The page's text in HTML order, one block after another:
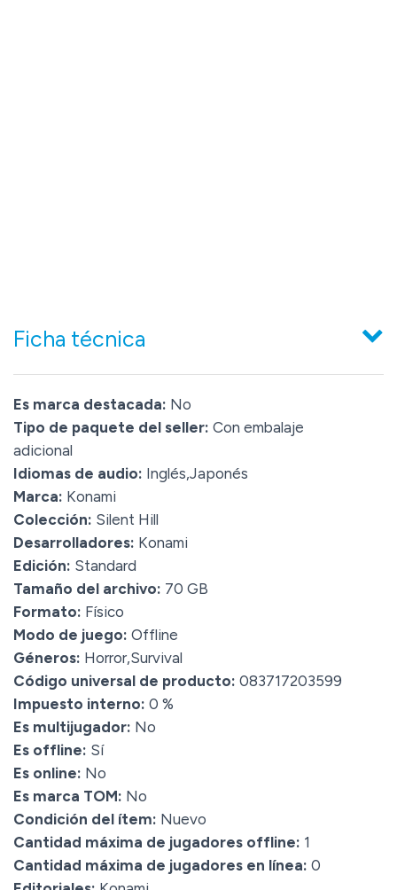
Ficha técnica
Es marca destacada: No
Tipo de paquete del seller: Con embalaje
adicional
Idiomas de audio: Inglés,Japonés
Marca: Konami
Colección: Silent Hill
Desarrolladores: Konami
Edición: Standard
Tamaño del archivo: 70 GB
Formato: Físico
Modo de juego: Offline
Géneros: Horror,Survival
Código universal de producto: 083717203599
Impuesto interno: 0 %
Es multijugador: No
Es offline: Sí
Es online: No
Es marca TOM: No
Condición del ítem: Nuevo
Cantidad máxima de jugadores offline: 1
Cantidad máxima de jugadores en línea: 0